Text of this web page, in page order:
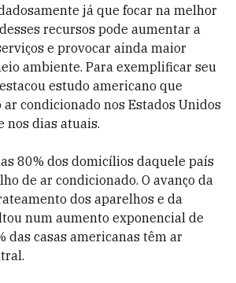
já que focar na melhor
recursos pode aumentar a
e provocar ainda maior
ambiente. Para exemplificar seu
estudo americano que
ar condicionado nos Estados Unidos
nos dias atuais.
80% dos domicílios daquele país
de ar condicionado. O avanço da
dos aparelhos e da
num aumento exponencial de
das casas americanas têm ar